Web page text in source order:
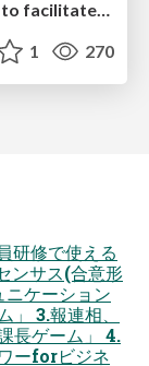
1 270
研修で使える
ンサス(合意形
ケーション
3.報連相、
長ゲーム」 4.
ーforビジネ